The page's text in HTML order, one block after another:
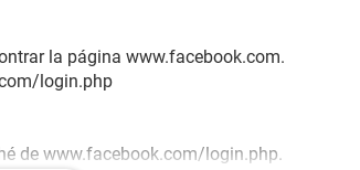
la página www.facebook.com.
­login.­php
de www.­facebook.­com/­login.­php.